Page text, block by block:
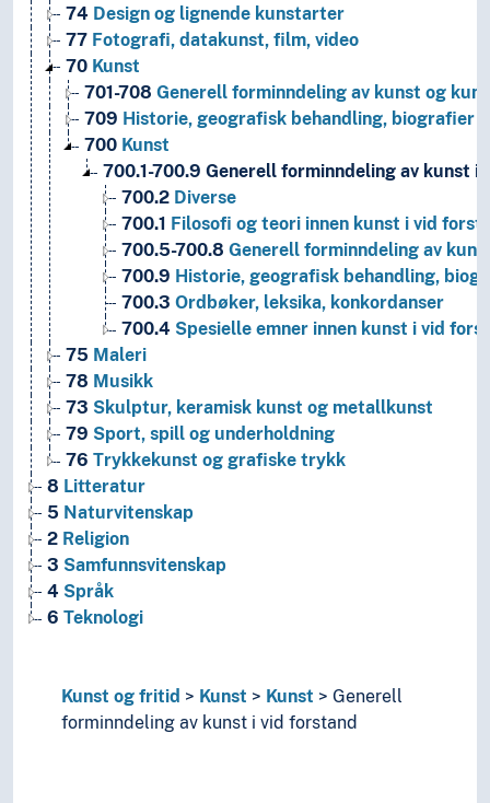
74 Design og lignende kunstarter
77 Fotografi, datakunst, film, video
70 Kunst
701-708 Generell forminndeling av kunst og
709 Historie, geografisk behandling, biografier
700 Kunst
700.1-700.9 Generell forminndeling av kunst i
700.2 Diverse
700.1 Filosofi og teori innen kunst i vid
700.5-700.8 Generell forminndeling av
700.9 Historie, geografisk behandling,
700.3 Ordbøker, leksika, konkordanser
700.4 Spesielle emner innen kunst i vid
75 Maleri
78 Musikk
73 Skulptur, keramisk kunst og metallkunst
79 Sport, spill og underholdning
76 Trykkekunst og grafiske trykk
8 Litteratur
5 Naturvitenskap
2 Religion
3 Samfunnsvitenskap
4 Språk
6 Teknologi
Kunst og fritid Kunst Kunst
Generell
forminndeling av kunst i vid forstand